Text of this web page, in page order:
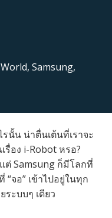
, Samsung,
นั้น น่าตื่นเต้นที่เราจะ
รื่อง i-Robot หรอ?
ต่ Samsung ก็มีโลกที่
จอ”​ เข้าไปอยู่ในทุก
ะบบๆ เดียว